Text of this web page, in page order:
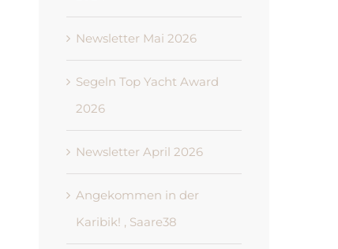
Newsletter Mai 2026
Segeln Top Yacht Award
2026
Newsletter April 2026
Angekommen in der
Karibik! , Saare38